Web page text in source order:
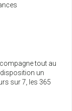
tout au
un
sur 7, les 365